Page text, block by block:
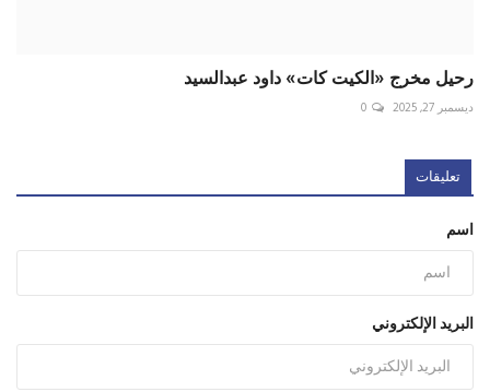
رحيل مخرج «الكيت كات» داود عبدالسيد
ديسمبر 27, 2025 0
تعليقات
اسم
البريد الإلكتروني